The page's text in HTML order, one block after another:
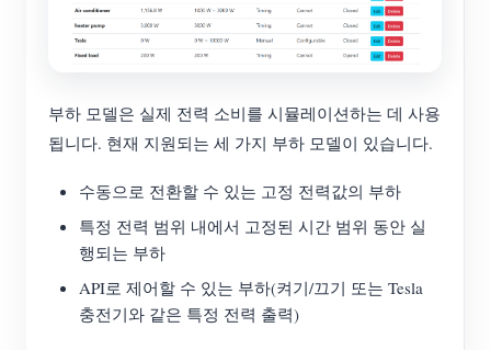
부하 모델은 실제 전력 소비를 시뮬레이션하는 데 사용
됩니다. 현재 지원되는 세 가지 부하 모델이 있습니다.
수동으로 전환할 수 있는 고정 전력값의 부하
특정 전력 범위 내에서 고정된 시간 범위 동안 실
행되는 부하
API로 제어할 수 있는 부하(켜기/끄기 또는 Tesla
충전기와 같은 특정 전력 출력)